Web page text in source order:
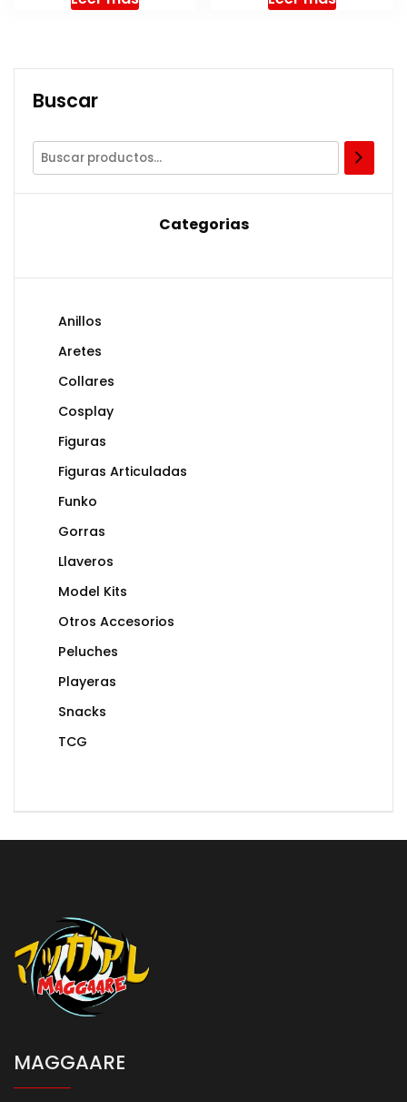
Buscar
Categorias
Anillos
Aretes
Collares
Cosplay
Figuras
Figuras Articuladas
Funko
Gorras
Llaveros
Model Kits
Otros Accesorios
Peluches
Playeras
Snacks
TCG
MAGGAARE